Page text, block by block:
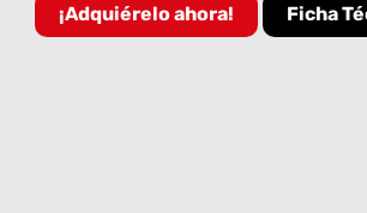
¡Adquiérelo ahora! Ficha